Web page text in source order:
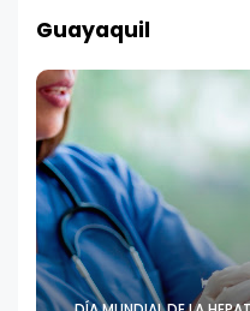
Guayaquil